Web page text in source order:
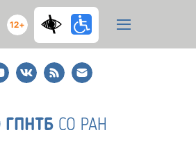
12+
ВКонтакте
RSS
E-
mail
подписка